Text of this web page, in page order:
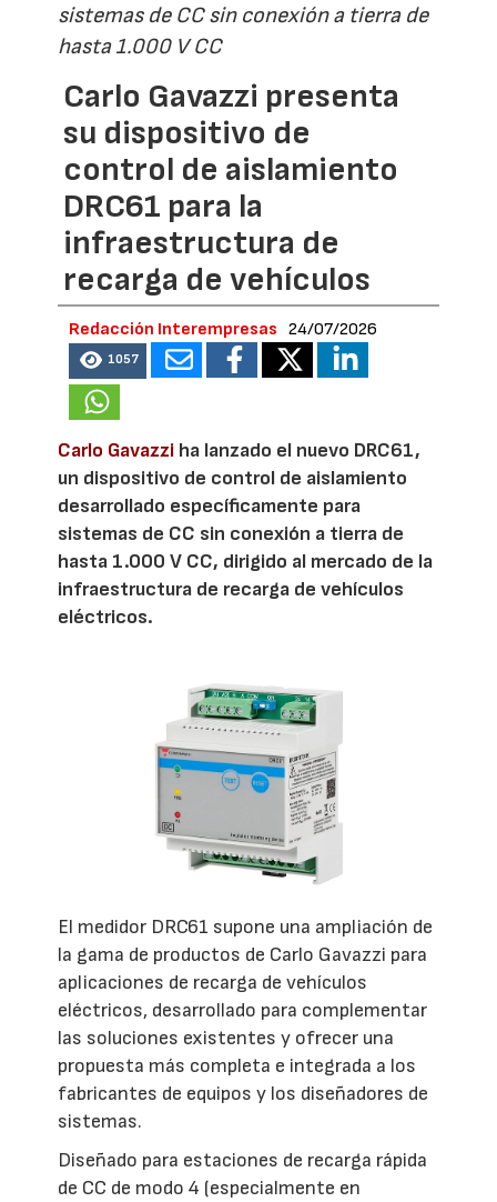
sistemas de CC sin conexión a tierra de
hasta 1.000 V CC
Carlo Gavazzi presenta
su dispositivo de
control de aislamiento
DRC61 para la
infraestructura de
recarga de vehículos
Redacción Interempresas 24/07/2026
1057
Carlo Gavazzi ha lanzado el nuevo DRC61,
un dispositivo de control de aislamiento
desarrollado específicamente para
sistemas de CC sin conexión a tierra de
hasta 1.000 V CC, dirigido al mercado de la
infraestructura de recarga de vehículos
eléctricos.
El medidor DRC61 supone una ampliación de
la gama de productos de Carlo Gavazzi para
aplicaciones de recarga de vehículos
eléctricos, desarrollado para complementar
las soluciones existentes y ofrecer una
propuesta más completa e integrada a los
fabricantes de equipos y los diseñadores de
sistemas.
Diseñado para estaciones de recarga rápida
de CC de modo 4 (especialmente en